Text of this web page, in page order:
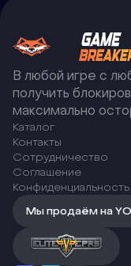
В любой игре с
получить
максимально
Каталог
Контакты
Сотрудничество
Соглашение
Конфиденциальность
Мы продаём на